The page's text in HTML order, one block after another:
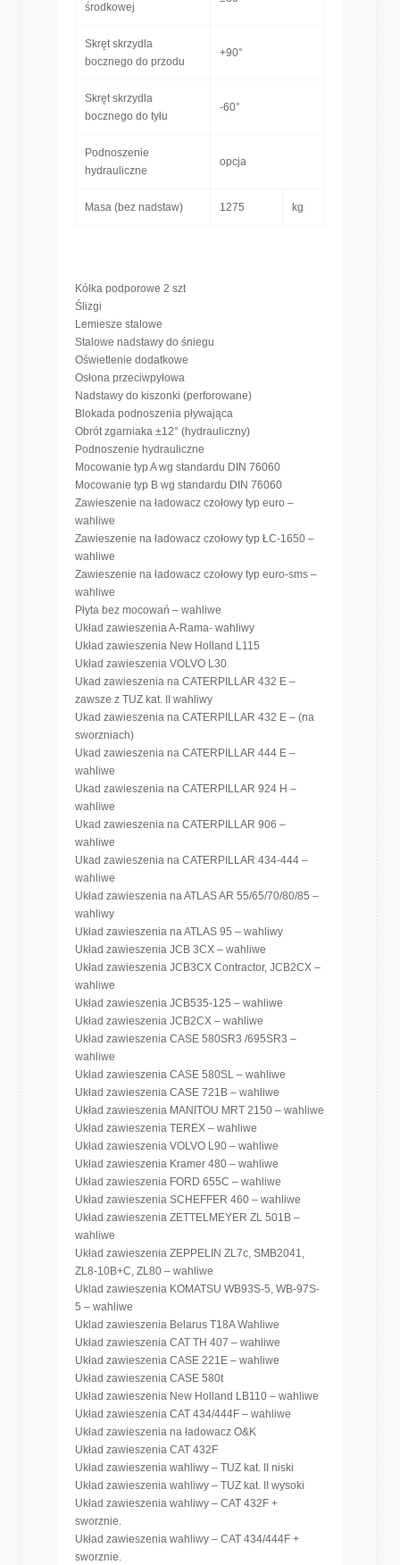
środkowej
Skręt skrzydla
bocznego do przodu
+90°
Skręt skrzydla
bocznego do tyłu
-60°
Podnoszenie
hydrauliczne
opcja
Masa (bez nadstaw) 1275 kg
Kółka podporowe 2 szt
Ślizgi
Lemiesze stalowe
Stalowe nadstawy do śniegu
Oświetlenie dodatkowe
Osłona przeciwpyłowa
Nadstawy do kiszonki (perforowane)
Blokada podnoszenia pływająca
Obrót zgarniaka ±12° (hydrauliczny)
Podnoszenie hydrauliczne
Mocowanie typ A wg standardu DIN 76060
Mocowanie typ B wg standardu DIN 76060
Zawieszenie na ładowacz czołowy typ euro –
wahliwe
Zawieszenie na ładowacz czołowy typ ŁC-1650 –
wahliwe
Zawieszenie na ładowacz czołowy typ euro-sms –
wahliwe
Płyta bez mocowań – wahliwe
Układ zawieszenia A-Rama- wahliwy
Układ zawieszenia New Holland L115
Układ zawieszenia VOLVO L30
Ukad zawieszenia na CATERPILLAR 432 E –
zawsze z TUZ kat. II wahliwy
Ukad zawieszenia na CATERPILLAR 432 E – (na
sworzniach)
Ukad zawieszenia na CATERPILLAR 444 E –
wahliwe
Ukad zawieszenia na CATERPILLAR 924 H –
wahliwe
Ukad zawieszenia na CATERPILLAR 906 –
wahliwe
Ukad zawieszenia na CATERPILLAR 434-444 –
wahliwe
Układ zawieszenia na ATLAS AR 55/65/70/80/85 –
wahliwy
Układ zawieszenia na ATLAS 95 – wahliwy
Układ zawieszenia JCB 3CX – wahliwe
Układ zawieszenia JCB3CX Contractor, JCB2CX –
wahliwe
Układ zawieszenia JCB535-125 – wahliwe
Układ zawieszenia JCB2CX – wahliwe
Układ zawieszenia CASE 580SR3 /695SR3 –
wahliwe
Układ zawieszenia CASE 580SL – wahliwe
Układ zawieszenia CASE 721B – wahliwe
Układ zawieszenia MANITOU MRT 2150 – wahliwe
Układ zawieszenia TEREX – wahliwe
Układ zawieszenia VOLVO L90 – wahliwe
Układ zawieszenia Kramer 480 – wahliwe
Układ zawieszenia FORD 655C – wahliwe
Układ zawieszenia SCHEFFER 460 – wahliwe
Układ zawieszenia ZETTELMEYER ZL 501B –
wahliwe
Układ zawieszenia ZEPPELIN ZL7c, SMB2041,
ZL8-10B+C, ZL80 – wahliwe
Uklad zawieszenia KOMATSU WB93S-5, WB-97S-
5 – wahliwe
Uklad zawieszenia Belarus T18A Wahliwe
Układ zawieszenia CAT TH 407 – wahliwe
Układ zawieszenia CASE 221E – wahliwe
Układ zawieszenia CASE 580t
Układ zawieszenia New Holland LB110 – wahliwe
Układ zawieszenia CAT 434/444F – wahliwe
Układ zawieszenia na ładowacz O&K
Układ zawieszenia CAT 432F
Układ zawieszenia wahliwy – TUZ kat. II niski
Układ zawieszenia wahliwy – TUZ kat. II wysoki
Układ zawieszenia wahliwy – CAT 432F +
sworznie.
Układ zawieszenia wahliwy – CAT 434/444F +
sworznie.